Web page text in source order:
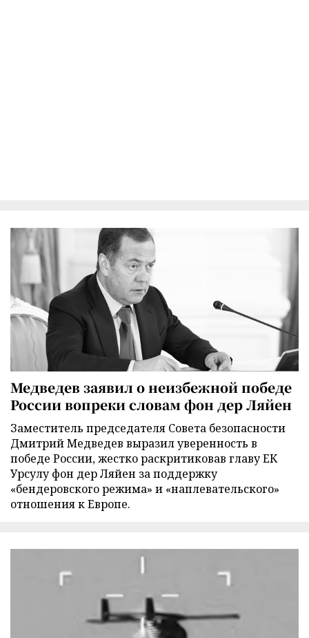
Медведев заявил о неизбежной победе
России вопреки словам фон дер Ляйен
Заместитель председателя Совета безопасности
Дмитрий Медведев выразил уверенность в
победе России, жестко раскритиковав главу ЕК
Урсулу фон дер Ляйен за поддержку
«бендеровского режима» и «наплевательского»
отношения к Европе.